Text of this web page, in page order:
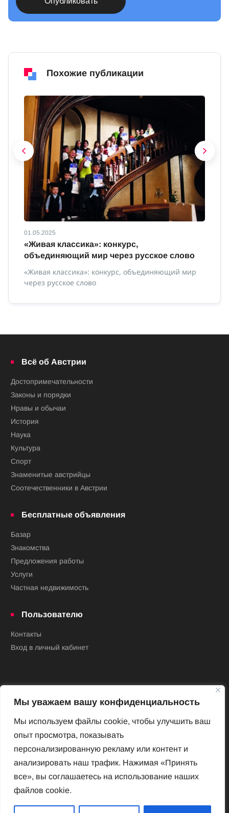
Мы уважаем вашу конфиденциальность
Мы используем файлы cookie, чтобы улучшить ваш
опыт просмотра, показывать
персонализированную рекламу или контент и
анализировать наш трафик. Нажимая «Принять
все», вы соглашаетесь на использование наших
файлов cookie.
Похожие публикации
01.05.2025
«Живая классика»: конкурс,
объединяющий мир через русское слово
«Живая классика»: конкурс, объединяющий мир
через русское слово
Всё об Австрии
Достопримечательности
Законы и порядки
Нравы и обычаи
История
Наука
Культура
Спорт
Знаменитые австрийцы
Соотечественники в Австрии
Бесплатные объявления
Базар
Знакомства
Предложения работы
Услуги
Частная недвижимость
Пользователю
Контакты
Вход в личный кабинет
Новый Венский журнал
Архив номеров
Новый Венский журнал